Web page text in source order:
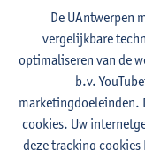
Spaans:
El concepto de
XXI)
1E
studiepunten
Lesgever(s):
Vertalen Spaans-
De UAntwerpen
vergelijkbare
optimaliseren van de
b.v.
marketingdoeleinden.
cookies. Uw
deze tracking